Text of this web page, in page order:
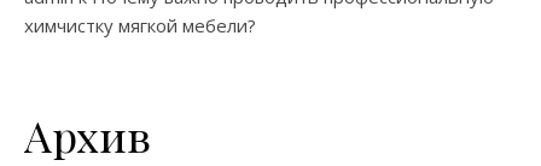
химчистку мягкой мебели?
Архив